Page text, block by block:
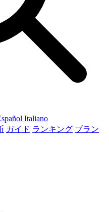
Italiano
ガイド ランキング ブラン